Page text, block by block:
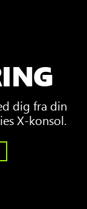
dig fra din
X-konsol.